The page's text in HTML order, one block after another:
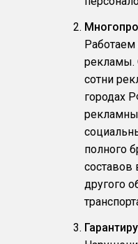
рекламы.
сотни
городах
полного
составов
другого